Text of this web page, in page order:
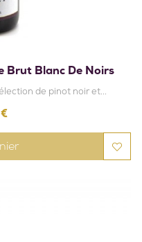
Brut Blanc De Noirs
de pinot noir et...